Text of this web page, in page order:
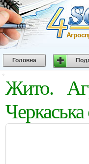
Головна
Жито.
Черкаська